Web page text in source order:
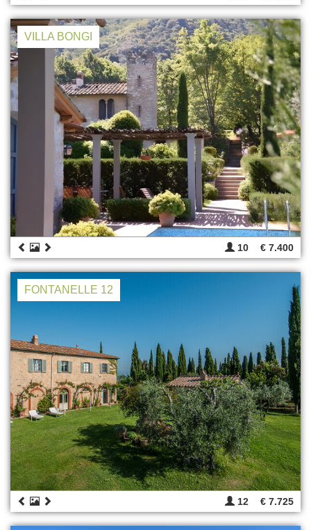
VILLA BONGI
10 € 7.400
FONTANELLE 12
12 € 7.725